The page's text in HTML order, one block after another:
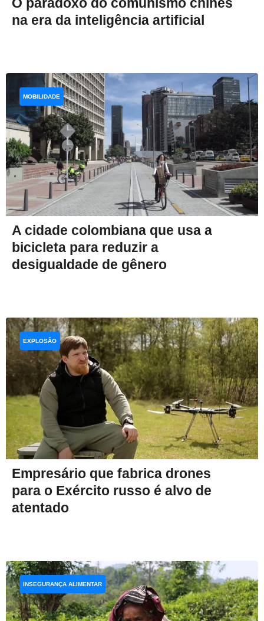
O paradoxo do comunismo chinês
na era da inteligência artificial
A cidade colombiana que usa a
bicicleta para reduzir a
desigualdade de gênero
MOBILIDADE
Empresário que fabrica drones
para o Exército russo é alvo de
atentado
EXPLOSÃO
INSEGURANÇA ALIMENTAR